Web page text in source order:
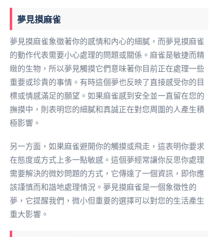
夢見摸麻雀
夢見摸麻雀象徵著你的感情和內心的細膩，而夢見摸麻雀
的動作代表需要小心處理的問題或關係。麻雀是敏捷而精
緻的生物，所以夢見觸摸它們意味著你目前正在處理一些
重要或珍貴的事情。有時這個夢也反映了直接感受你的目
標或情感滿足的願望。如果麻雀感到安全並一直留在您的
撫摸中，則表明您的細膩和真誠正在對您周圍的人產生積
極影響。
另一方面，如果麻雀避開你的觸摸或飛走，這表明你要求
在態度或方式上多一點敏感。這個夢經常讓你反思你處理
需要解決的微妙問題的方式，它傳達了一個資訊，即你應
該謹慎而和諧地處理情況。夢見摸麻雀是一個象徵性的
夢，它提醒我們，微小但重要的選擇可以對您的生活產生
重大影響。